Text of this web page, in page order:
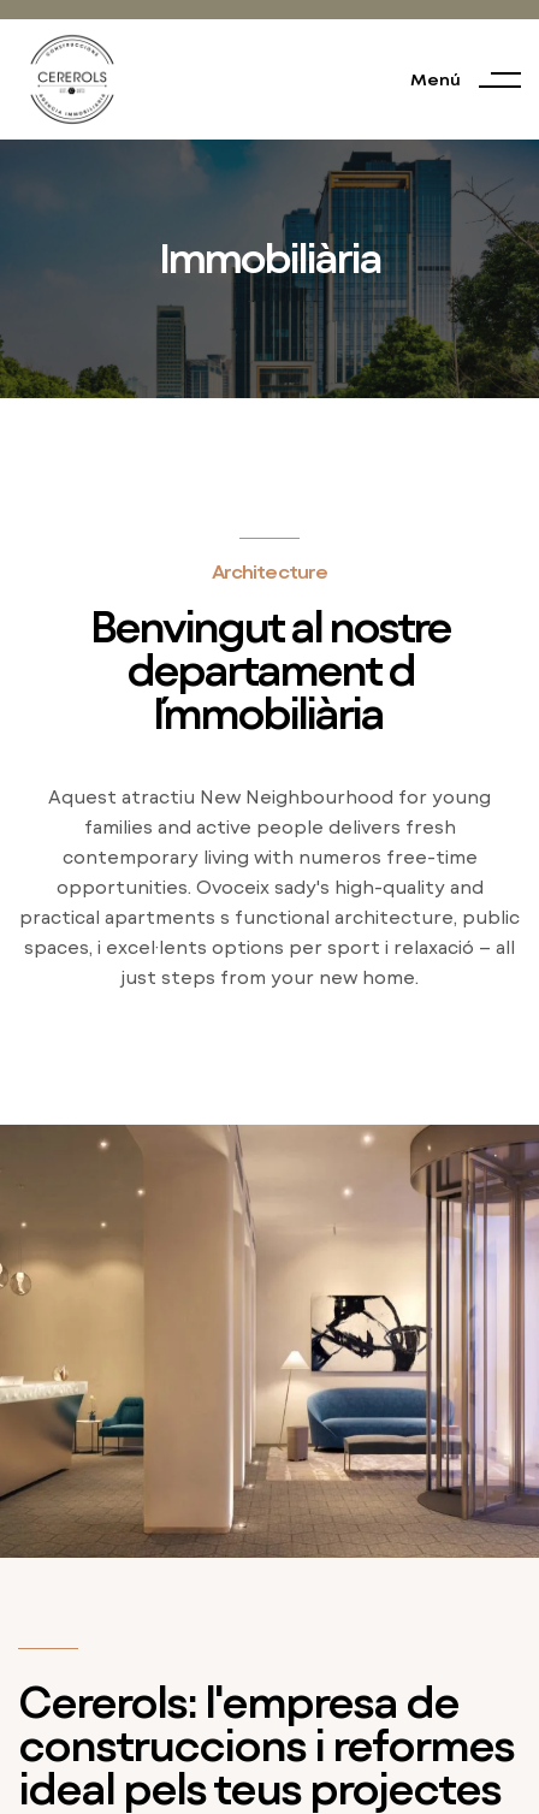
Menú
Immobiliària
Architecture
Benvingut al nostre
departament d
´Immobiliària
Aquest atractiu New Neighbourhood for young
families and active people delivers fresh
contemporary living with numeros free-time
opportunities. Ovoceix sady's high-quality and
practical apartments s functional architecture, public
spaces, i excel·lents options per sport i relaxació – all
just steps from your new home.
Cererols: l'empresa de
construccions i reformes
ideal pels teus projectes